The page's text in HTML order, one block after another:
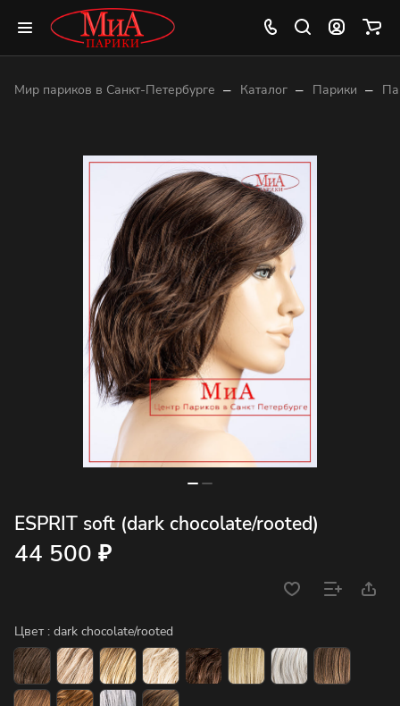
Мир париков в Санкт-Петербурге – Каталог – Парики –
ESPRIT soft (dark chocolate/rooted)
44 500 ₽
Цвет : dark chocolate/rooted